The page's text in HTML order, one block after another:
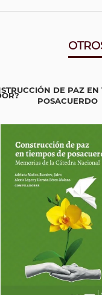
DE PAZ EN
POSACUERDO